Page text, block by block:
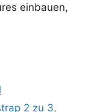
einbauen,
2 zu 3,